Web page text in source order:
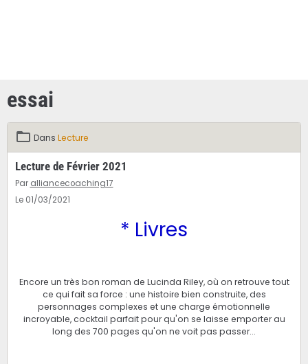
essai
Dans Lecture
Lecture de Février 2021
Par alliancecoaching17
Le 01/03/2021
* Livres
Encore un très bon roman de Lucinda Riley, où on retrouve tout
ce qui fait sa force : une histoire bien construite, des
personnages complexes et une charge émotionnelle
incroyable, cocktail parfait pour qu'on se laisse emporter au
long des 700 pages qu'on ne voit pas passer...